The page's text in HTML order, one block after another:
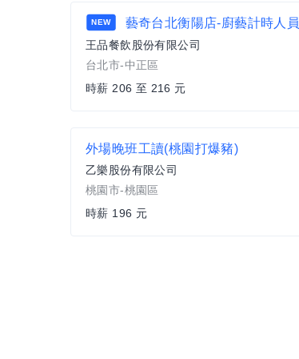
NEW 藝奇台北衡陽店-廚藝計時人員
王品餐飲股份有限公司
台北市-中正區
時薪 206 至 216 元
外場晚班工讀(桃園打爆豬)
乙樂股份有限公司
桃園市-桃園區
時薪 196 元